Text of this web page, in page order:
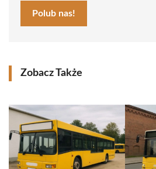
Polub nas!
Zobacz Także